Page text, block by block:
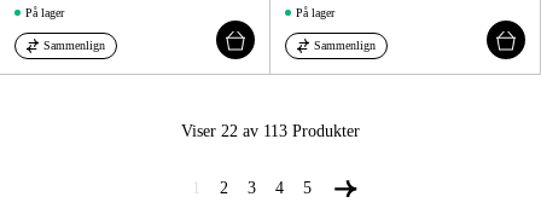
På lager
Sammenlign
På lager
Sammenlign
Viser 22 av 113 Produkter
1 2 3 4 5